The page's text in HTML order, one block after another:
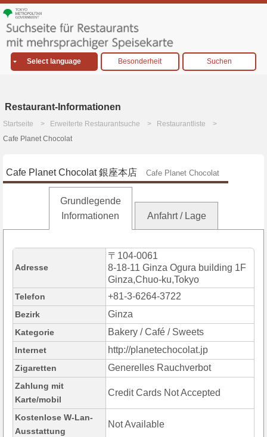
Select language Besonderheit Suchen
Restaurant-Informationen
Startseite Erweiterte Restaurantsuche
Restaurantliste
Cafe Planet Chocolat
Cafe Planet Chocolat 銀座本店 Cafe Planet Chocolat
Grundlegende
Informationen
Anfahrt / Lage
Adresse
〒104-0061
8-18-11 Ginza Ogura building 1F
Ginza,Chuo-ku,Tokyo
Telefon +81-3-6264-3722
Bezirk Ginza
Kategorie Bakery / Café / Sweets
Internet http://planetechocolat.jp
Zigaretten Generelles Rauchverbot
Zahlung mit
Karte/mobil
Credit Cards Not Accepted
Kostenlose W-Lan-
Ausstattung
Not Available